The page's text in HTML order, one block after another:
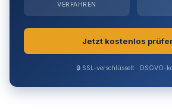
VERFAHREN
Jetzt kostenlos
🔒 SSL-verschlüsselt · DSGVO-